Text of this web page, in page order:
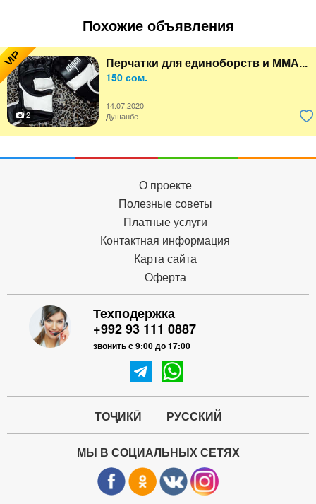
Похожие объявления
VIP Перчатки для единоборств и MMA...
150 сом.
14.07.2020
2
Душанбе
О проекте
Полезные советы
Платные услуги
Контактная информация
Карта сайта
Оферта
Техподержка
+992 93 111 0887
звонить с 9:00 до 17:00
ТОҶИКӢ РУССКИЙ
МЫ В СОЦИАЛЬНЫХ СЕТЯХ